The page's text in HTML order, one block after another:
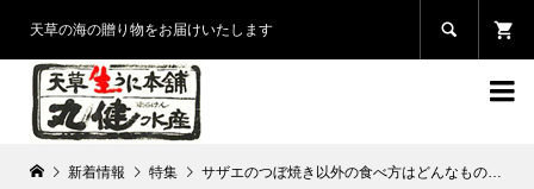
天草の海の贈り物をお届けいたします 

新着情報 特集 サザエのつぼ焼き以外の食べ方はどんなものがある？